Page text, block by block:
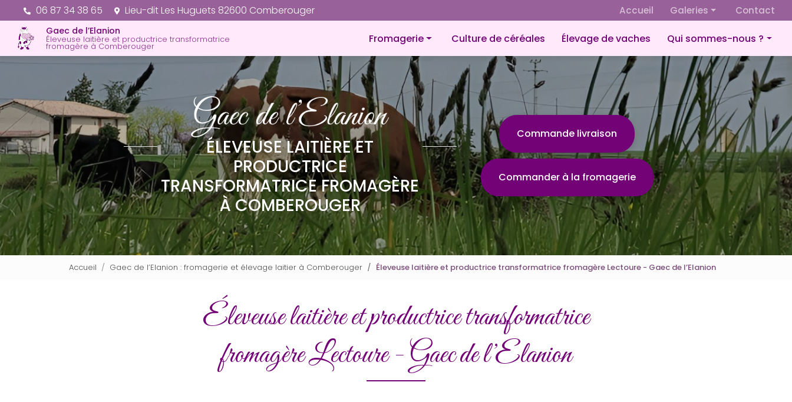
au
contenu
principal
06 87 34 38 65 Lieu-dit Les Huguets 82600 Comberouger
Gaec de l’Elanion
Éleveuse laitière et productrice transformatrice
fromagère à Comberouger
Accueil
Galeries
Élevage de vaches
Contact
Fromagerie
À propos
Fromages
Petites gourmandises
Plateaux de fromages
Produit laitier
Culture de céréales Élevage de vaches Qui sommes-nous ?
Présentation
Éco-responsabilité
ÉLEVEUSE LAITIÈRE ET
PRODUCTRICE
TRANSFORMATRICE FROMAGÈRE
À COMBEROUGER
Commande livraison
Commander à la fromagerie
Accueil Gaec de l’Elanion : fromagerie et élevage laitier à Comberouger Éleveuse laitière et productrice transformatrice fromagère Lectoure - Gaec de l’Elanion
Éleveuse laitière et productrice transformatrice
fromagère Lectoure - Gaec de l’Elanion